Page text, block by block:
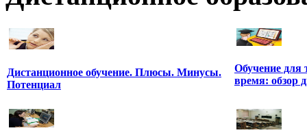
Дистанционное обучение. Плюсы. Минусы.
Потенциал
Обучение для
время: обзор